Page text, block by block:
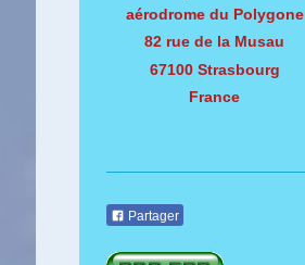
aérodrome du Polygone
82 rue de la Musau
67100 Strasbourg
France
Partager